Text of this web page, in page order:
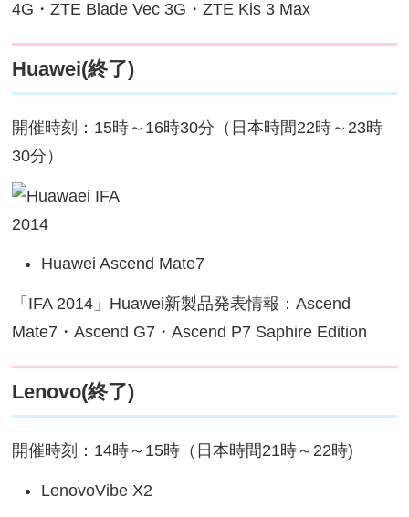
4G・ZTE Blade Vec 3G・ZTE Kis 3 Max
Huawei(終了)
開催時刻：15時～16時30分（日本時間22時～23時
30分）
Huawei Ascend Mate7
「IFA 2014」Huawei新製品発表情報：Ascend
Mate7・Ascend G7・Ascend P7 Saphire Edition
Lenovo(終了)
開催時刻：14時～15時（日本時間21時～22時)
LenovoVibe X2